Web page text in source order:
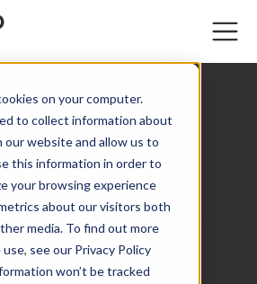
on your computer.
to collect information about
website and allow us to
this information in order to
your browsing experience
about our visitors both
media. To find out more
see our Privacy Policy
won’t be tracked
er en spin-